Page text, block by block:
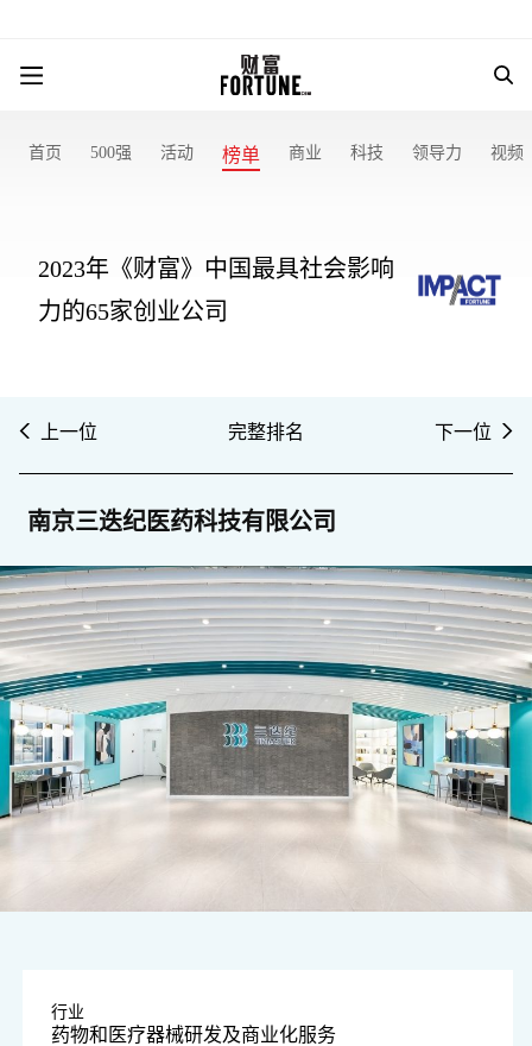
首页 500强 活动 榜单 商业 科技 领导力 视频
2023年《财富》中国最具社会影响
力的65家创业公司
上一位 完整排名 下一位
南京三迭纪医药科技有限公司
行业
药物和医疗器械研发及商业化服务